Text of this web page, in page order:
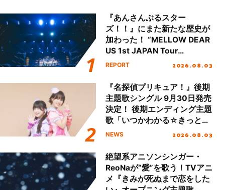
『あんさんぶるスター
ズ！！』にまた新たな歴史が
加わった！ “MELLOW DEAR
US 1st JAPAN Tour
Final「NICE to meet YOU
ート!!
REPORT 2026.08.03
『名探偵プリキュア！』後期
主題歌シングル 9月30日発売
決定！ 後期エンディング主題
歌「いつかわかる☆きっとあ
える」TVサイズ先行配信開
NEWS 2026.08.03
絶望系アニソンシンガー・
ReoNaが“愛”を歌う！TVアニ
メ『きみが死ぬまで恋をした